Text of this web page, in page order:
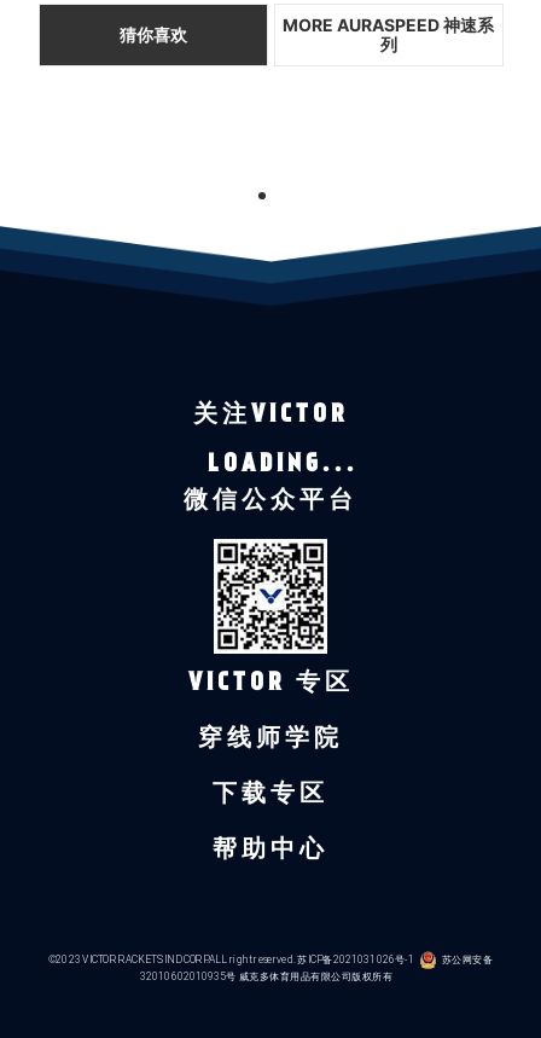
猜你喜欢
MORE AURASPEED 神速系
列
1
关注VICTOR
LOADING...
微信公众平台
VICTOR 专区
穿线师学院
下载专区
帮助中心
©2023 VICTOR RACKETS IND CORP.ALL right reserved.苏ICP备2021031026号-1 苏公网安备
32010602010935号 威克多体育用品有限公司版权所有